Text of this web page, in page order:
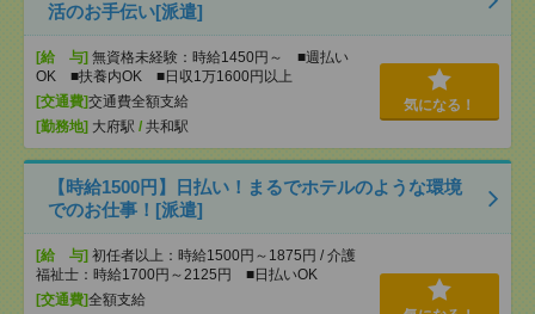
活のお手伝い[派遣]
[給 与] 無資格未経験：時給1450円～ ■週払い
OK ■扶養内OK ■日収1万1600円以上
[交通費]交通費全額支給
[勤務地] 大府駅 / 共和駅
気になる！
【時給1500円】日払い！まるでホテルのような環境
でのお仕事！[派遣]
[給 与] 初任者以上：時給1500円～1875円 / 介護
福祉士：時給1700円～2125円 ■日払いOK
[交通費]全額支給